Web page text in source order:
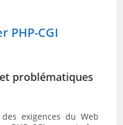
PHP-CGI
problématiques
exigences du Web